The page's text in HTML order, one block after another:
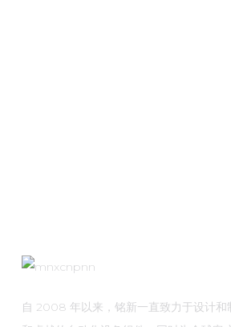
自 2008 年以来，铭新一直致力于设计和